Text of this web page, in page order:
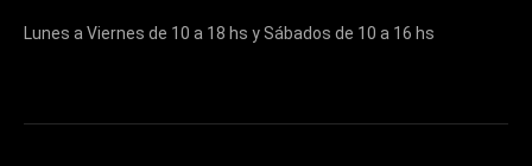
Lunes a Viernes de 10 a 18 hs y Sábados de 10 a 16 hs